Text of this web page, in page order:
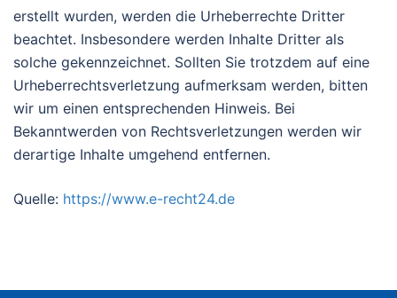
erstellt wurden, werden die Urheberrechte Dritter
beachtet. Insbesondere werden Inhalte Dritter als
solche gekennzeichnet. Sollten Sie trotzdem auf eine
Urheberrechtsverletzung aufmerksam werden, bitten
wir um einen entsprechenden Hinweis. Bei
Bekanntwerden von Rechtsverletzungen werden wir
derartige Inhalte umgehend entfernen.
Quelle: https://www.e-recht24.de